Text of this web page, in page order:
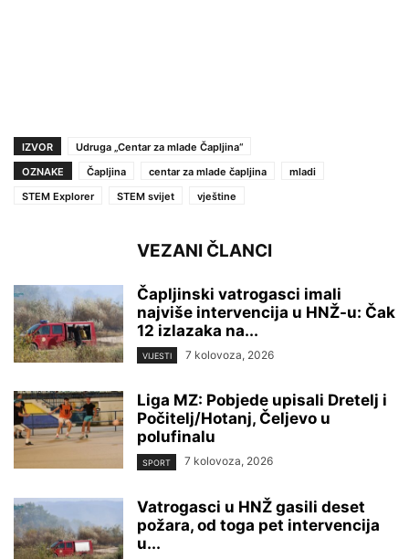
IZVOR
Udruga „Centar za mlade Čapljina“
OZNAKE
Čapljina centar za mlade čapljina
mladi
STEM Explorer
STEM svijet vještine
VEZANI ČLANCI
Čapljinski vatrogasci imali
najviše intervencija u HNŽ-u: Čak
12 izlazaka na...
VIJESTI 7 kolovoza, 2026
Liga MZ: Pobjede upisali Dretelj i
Počitelj/Hotanj, Čeljevo u
polufinalu
SPORT 7 kolovoza, 2026
Vatrogasci u HNŽ gasili deset
požara, od toga pet intervencija
u...